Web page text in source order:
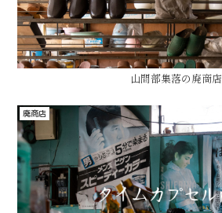
山間部集落の廃商店
廃商店